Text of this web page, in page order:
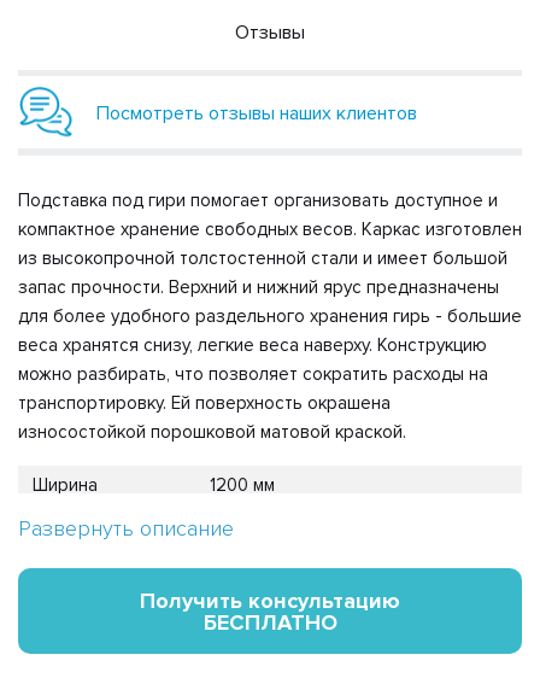
Отзывы
Посмотреть отзывы наших клиентов
Подставка под гири помогает организовать доступное и
компактное хранение свободных весов. Каркас изготовлен
из высокопрочной толстостенной стали и имеет большой
запас прочности. Верхний и нижний ярус предназначены
для более удобного раздельного хранения гирь - большие
веса хранятся снизу, легкие веса наверху. Конструкцию
можно разбирать, что позволяет сократить расходы на
транспортировку. Ей поверхность окрашена
износостойкой порошковой матовой краской.
Ширина
1200 мм
Глубина
710 мм
Сталь
Развернуть описание
Получить консультацию
БЕСПЛАТНО